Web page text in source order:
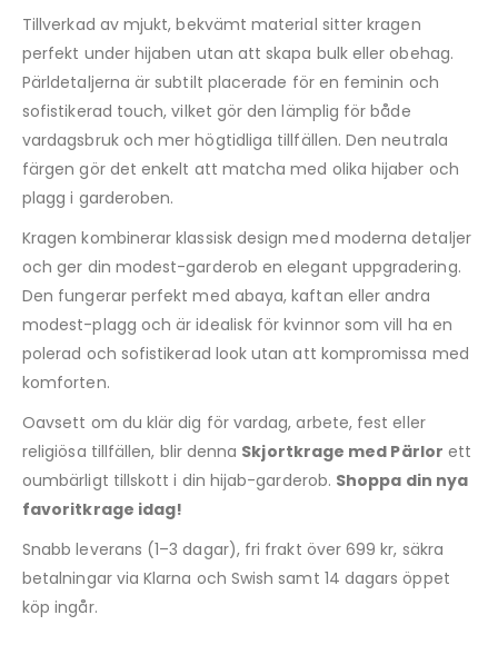
Tillverkad av mjukt, bekvämt material sitter kragen
perfekt under hijaben utan att skapa bulk eller obehag.
Pärldetaljerna är subtilt placerade för en feminin och
sofistikerad touch, vilket gör den lämplig för både
vardagsbruk och mer högtidliga tillfällen. Den neutrala
färgen gör det enkelt att matcha med olika hijaber och
plagg i garderoben.
Kragen kombinerar klassisk design med moderna detaljer
och ger din modest-garderob en elegant uppgradering.
Den fungerar perfekt med abaya, kaftan eller andra
modest-plagg och är idealisk för kvinnor som vill ha en
polerad och sofistikerad look utan att kompromissa med
komforten.
Oavsett om du klär dig för vardag, arbete, fest eller
religiösa tillfällen, blir denna Skjortkrage med Pärlor ett
oumbärligt tillskott i din hijab-garderob. Shoppa din nya
favoritkrage idag!
Snabb leverans (1–3 dagar), fri frakt över 699 kr, säkra
betalningar via Klarna och Swish samt 14 dagars öppet
köp ingår.